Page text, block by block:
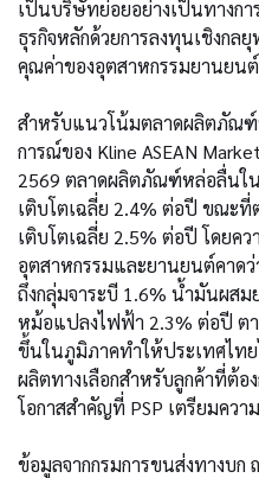
เป็นบริษัทย่อยอย่างเป็นทางก
ธุรกิจหลักด้วยการลงทุนเชิงกล
คุณค่าของอุตสาหกรรมยานยนต์
สำหรับแนวโน้มตลาดผลิตภัณฑ์
การณ์ของ Kline ASEAN
2569 ตลาดผลิตภัณฑ์หล่อลื่นใ
เติบโตเฉลี่ย 2.4% ต่อปี ขณะที่
เติบโตเฉลี่ย 2.5% ต่อปี โดยค
อุตสาหกรรมและยานยนต์คาด
ถึงกลุ่มจาระบี 1.6% น้ำมันผส
หม้อแปลงไฟฟ้า 2.3% ต่อปี ต
ขึ้นในภูมิภาคทำให้ประเทศไท
ผลิตทางเลือกสำหรับลูกค้าที่ต้อ
โอกาสสำคัญที่ PSP เตรียมควา
ข้อมูลจากกรมการขนส่งทางบ